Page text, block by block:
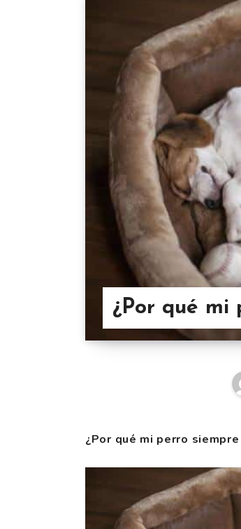
¿Por qué mi
¿Por qué mi perro